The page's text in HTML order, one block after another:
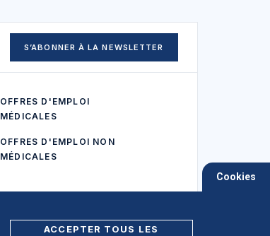
S’ABONNER À LA NEWSLETTER
OFFRES D'EMPLOI
MÉDICALES
OFFRES D'EMPLOI NON
MÉDICALES
Cookies
ACCEPTER TOUS LES